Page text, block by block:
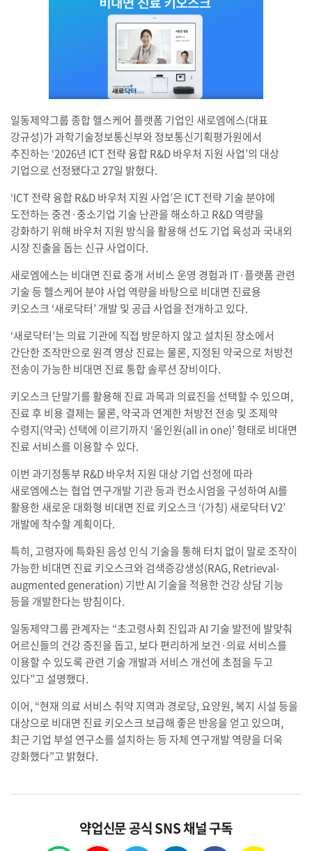
일동제약그룹 종합 헬스케어 플랫폼 기업인 새로엠에스(대표
강규성)가 과학기술정보통신부와 정보통신기획평가원에서
추진하는 ‘2026년 ICT 전략 융합 R&D 바우처 지원 사업’의 대상
기업으로 선정됐다고 27일 밝혔다.
‘ICT 전략 융합 R&D 바우처 지원 사업’은 ICT 전략 기술 분야에
도전하는 중견·중소기업 기술 난관을 해소하고 R&D 역량을
강화하기 위해 바우처 지원 방식을 활용해 선도 기업 육성과 국내외
시장 진출을 돕는 신규 사업이다.
새로엠에스는 비대면 진료 중개 서비스 운영 경험과 IT·플랫폼 관련
기술 등 헬스케어 분야 사업 역량을 바탕으로 비대면 진료용
키오스크 ‘새로닥터’ 개발 및 공급 사업을 전개하고 있다.
‘새로닥터’는 의료 기관에 직접 방문하지 않고 설치된 장소에서
간단한 조작만으로 원격 영상 진료는 물론, 지정된 약국으로 처방전
전송이 가능한 비대면 진료 통합 솔루션 장비이다.
키오스크 단말기를 활용해 진료 과목과 의료진을 선택할 수 있으며,
진료 후 비용 결제는 물론, 약국과 연계한 처방전 전송 및 조제약
수령지(약국) 선택에 이르기까지 ‘올인원(all in one)’ 형태로 비대면
진료 서비스를 이용할 수 있다.
이번 과기정통부 R&D 바우처 지원 대상 기업 선정에 따라
새로엠에스는 협업 연구개발 기관 등과 컨소시엄을 구성하여 AI를
활용한 새로운 대화형 비대면 진료 키오스크 ‘(가칭) 새로닥터 V2’
개발에 착수할 계획이다.
특히, 고령자에 특화된 음성 인식 기술을 통해 터치 없이 말로 조작이
가능한 비대면 진료 키오스크와 검색증강생성(RAG, Retrieval-
augmented generation) 기반 AI 기술을 적용한 건강 상담 기능
등을 개발한다는 방침이다.
일동제약그룹 관계자는 “초고령사회 진입과 AI 기술 발전에 발맞춰
어르신들의 건강 증진을 돕고, 보다 편리하게 보건·의료 서비스를
이용할 수 있도록 관련 기술 개발과 서비스 개선에 초점을 두고
있다”고 설명했다.
이어, “현재 의료 서비스 취약 지역과 경로당, 요양원, 복지 시설 등을
대상으로 비대면 진료 키오스크 보급해 좋은 반응을 얻고 있으며,
최근 기업 부설 연구소를 설치하는 등 자체 연구개발 역량을 더욱
강화했다”고 밝혔다.
약업신문 공식 SNS 채널 구독